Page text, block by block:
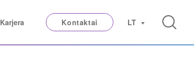
Karjera Kontaktai LT